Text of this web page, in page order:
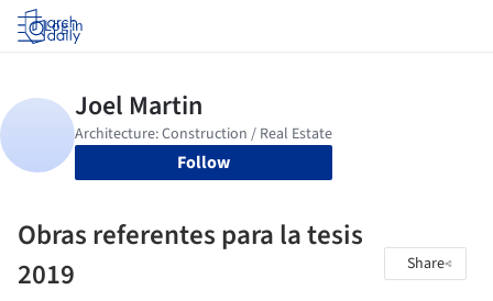
Log in
Follow
Obras referentes para la tesis
2019
Share